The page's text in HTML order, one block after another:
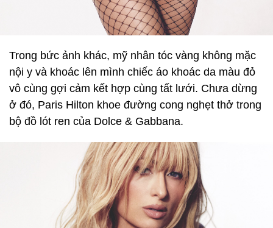
Trong bức ảnh khác, mỹ nhân tóc vàng không mặc
nội y và khoác lên mình chiếc áo khoác da màu đỏ
vô cùng gợi cảm kết hợp cùng tất lưới. Chưa dừng
ở đó, Paris Hilton khoe đường cong nghẹt thở trong
bộ đồ lót ren của Dolce & Gabbana.